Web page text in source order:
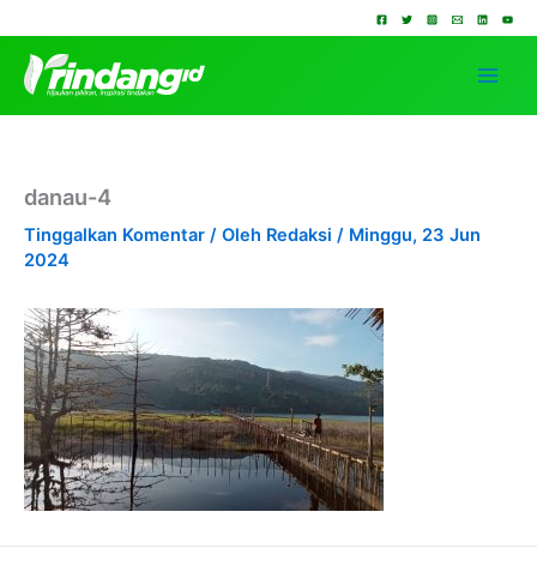
ke
konten
danau-4
Tinggalkan Komentar / Oleh Redaksi / Minggu, 23 Jun
2024